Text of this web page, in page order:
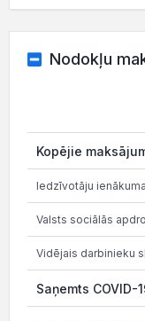
Nodokļu
Kopējie
Iedzīvotāju
Valsts sociālās
Vidējais darbinieku
Saņemts